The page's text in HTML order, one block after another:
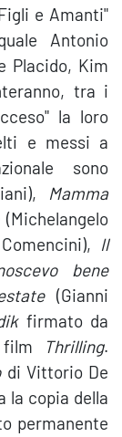
e Amanti"
Antonio
Placido, Kim
tra i
la loro
e messi a
sono
Mamma
Il
bene
(Gianni
firmato da
Thrilling.
di Vittorio De
la copia della
permanente